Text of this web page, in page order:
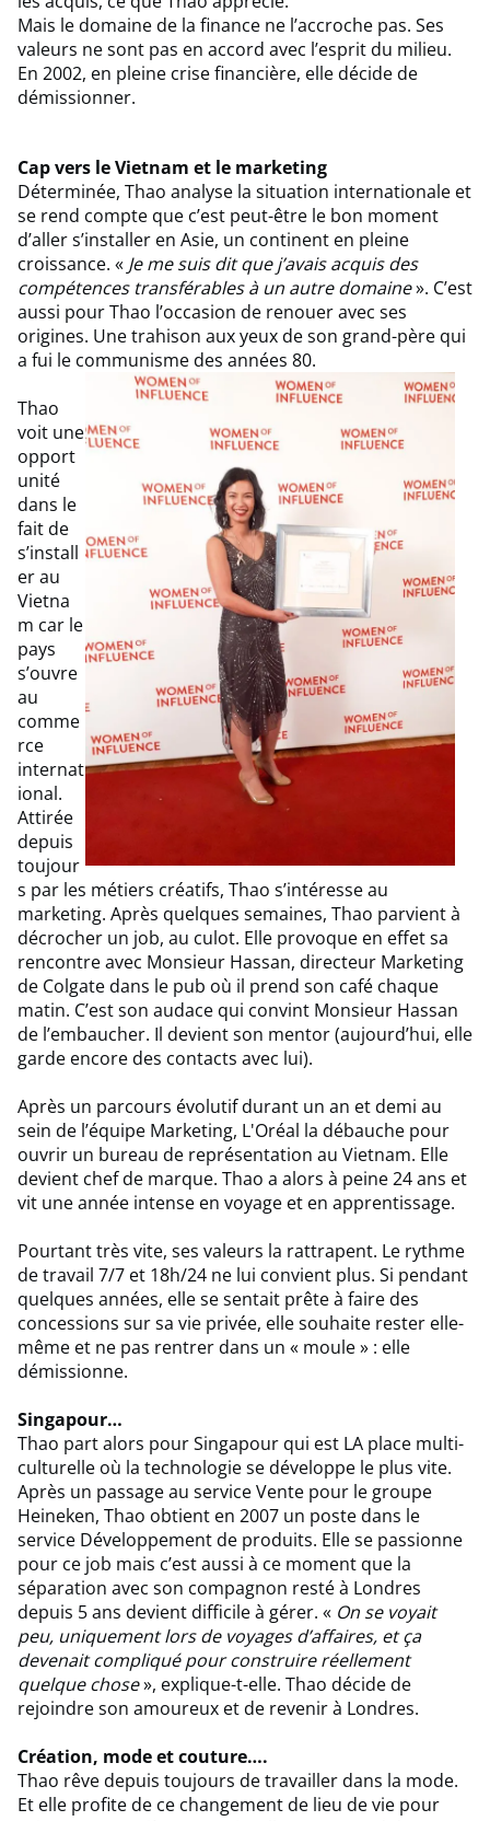
Mais le domaine de la finance ne l’accroche pas. Ses
valeurs ne sont pas en accord avec l’esprit du milieu.
En 2002, en pleine crise financière, elle décide de
démissionner.
Cap vers le Vietnam et le marketing
Déterminée, Thao analyse la situation internationale et
se rend compte que c’est peut-être le bon moment
d’aller s’installer en Asie, un continent en pleine
croissance. « Je me suis dit que j’avais acquis des
compétences transférables à un autre domaine». C’est
aussi pour Thao l’occasion de renouer avec ses
origines. Une trahison aux yeux de son grand-père qui
a fui le communisme des années 80.
Thao
voit une
opport
unité
dans le
fait de
s’install
er au
Vietna
m car le
pays
s’ouvre
au
comme
rce
internat
ional.
Attirée
depuis
toujour
s par les métiers créatifs, Thao s’intéresse au
marketing. Après quelques semaines, Thao parvient à
décrocher un job, au culot. Elle provoque en effet sa
rencontre avec Monsieur Hassan, directeur Marketing
de Colgate dans le pub où il prend son café chaque
matin. C’est son audace qui convint Monsieur Hassan
de l’embaucher. Il devient son mentor (aujourd’hui, elle
garde encore des contacts avec lui).
Après un parcours évolutif durant un an et demi au
sein de l’équipe Marketing, L'Oréal la débauche pour
ouvrir un bureau de représentation au Vietnam. Elle
devient chef de marque. Thao a alors à peine 24 ans et
vit une année intense en voyage et en apprentissage.
Pourtant très vite, ses valeurs la rattrapent. Le rythme
de travail 7/7 et 18h/24 ne lui convient plus. Si pendant
quelques années, elle se sentait prête à faire des
concessions sur sa vie privée, elle souhaite rester elle-
même et ne pas rentrer dans un « moule » : elle
démissionne.
Singapour…
Thao part alors pour Singapour qui est LA place multi-
culturelle où la technologie se développe le plus vite.
Après un passage au service Vente pour le groupe
Heineken, Thao obtient en 2007 un poste dans le
service Développement de produits. Elle se passionne
pour ce job mais c’est aussi à ce moment que la
séparation avec son compagnon resté à Londres
depuis 5 ans devient difficile à gérer. « On se voyait
peu, uniquement lors de voyages d’affaires, et ça
devenait compliqué pour construire réellement
quelque chose», explique-t-elle. Thao décide de
rejoindre son amoureux et de revenir à Londres.
Création, mode et couture….
Thao rêve depuis toujours de travailler dans la mode.
Et elle profite de ce changement de lieu de vie pour